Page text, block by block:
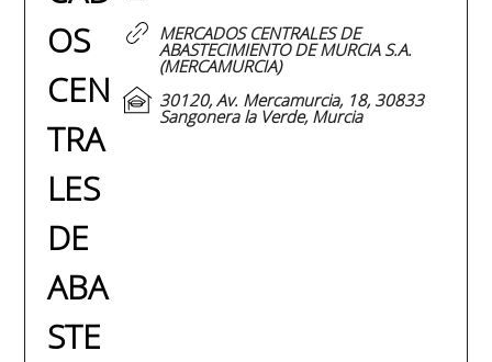
OS
CEN
TRA
LES
DE
ABA
STE
MERCADOS CENTRALES DE
ABASTECIMIENTO DE MURCIA S.A.
(MERCAMURCIA)
30120, Av. Mercamurcia, 18, 30833
Sangonera la Verde, Murcia